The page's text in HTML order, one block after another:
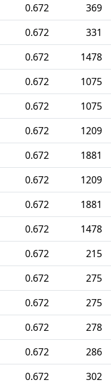
0.672 369
0.672 331
0.672 1478
0.672 1075
0.672 1075
0.672 1209
0.672 1881
0.672 1209
0.672 1881
0.672 1478
0.672 215
0.672 275
0.672 275
0.672 278
0.672 286
0.672 302